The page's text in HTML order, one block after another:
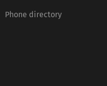
Phone directory